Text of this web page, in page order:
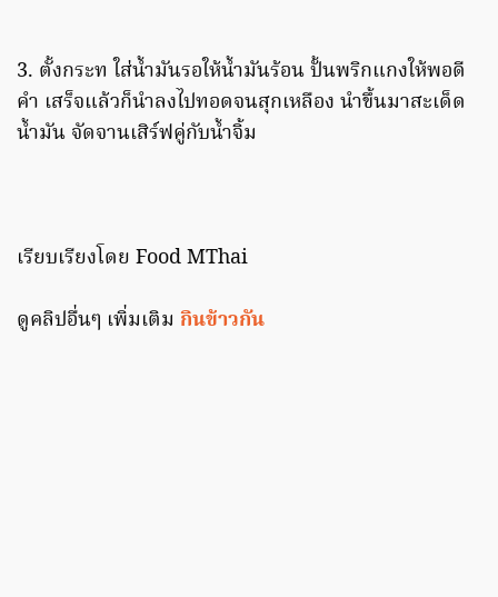
3. ตั้งกระท ใส่น้ำมันรอให้น้ำมันร้อน ปั้นพริกแกงให้พอดี
คำ เสร็จแล้วก็นำลงไปทอดจนสุกเหลือง นำขึ้นมาสะเด็ด
น้ำมัน จัดจานเสิร์ฟคู่กับน้ำจิ้ม
เรียบเรียงโดย Food MThai
ดูคลิปอื่นๆ เพิ่มเติม กินข้าวกัน